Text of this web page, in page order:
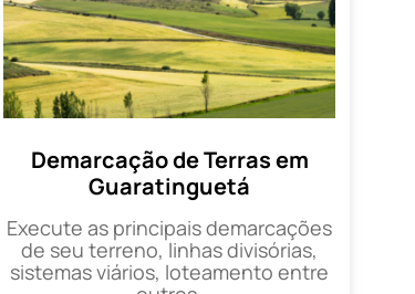
Demarcação de Terras em
Guaratinguetá
Execute as principais demarcações
de seu terreno, linhas divisórias,
sistemas viários, loteamento entre